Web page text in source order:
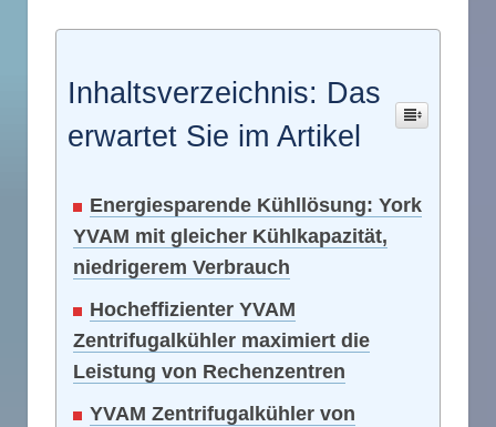
Inhaltsverzeichnis: Das
erwartet Sie im Artikel
Energiesparende Kühllösung: York
YVAM mit gleicher Kühlkapazität,
niedrigerem Verbrauch
Hocheffizienter YVAM
Zentrifugalkühler maximiert die
Leistung von Rechenzentren
YVAM Zentrifugalkühler von